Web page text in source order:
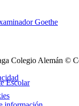
Goethe
Escolar
Colegio Alemán ©